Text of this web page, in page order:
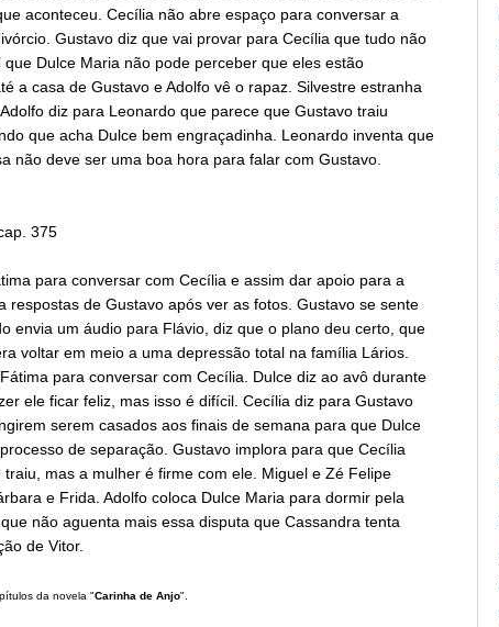
aconteceu. Cecília não abre espaço para conversar a
Gustavo diz que vai provar para Cecília que tudo não
Dulce Maria não pode perceber que eles estão
a casa de Gustavo e Adolfo vê o rapaz. Silvestre estranha
diz para Leonardo que parece que Gustavo traiu
que acha Dulce bem engraçadinha. Leonardo inventa que
não deve ser uma boa hora para falar com Gustavo.
375
para conversar com Cecília e assim dar apoio para a
respostas de Gustavo após ver as fotos. Gustavo se sente
envia um áudio para Flávio, diz que o plano deu certo, que
voltar em meio a uma depressão total na família Lários.
para conversar com Cecília. Dulce diz ao avô durante
ele ficar feliz, mas isso é difícil. Cecília diz para Gustavo
serem casados aos finais de semana para que Dulce
de separação. Gustavo implora para que Cecília
mas a mulher é firme com ele. Miguel e Zé Felipe
e Frida. Adolfo coloca Dulce Maria para dormir pela
não aguenta mais essa disputa que Cassandra tenta
de Vitor.
da novela "Carinha de Anjo".